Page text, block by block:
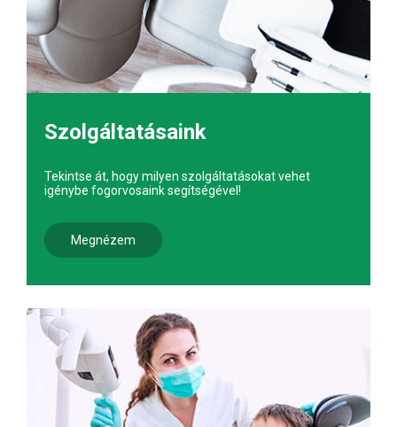
Szolgáltatásaink
Tekintse át, hogy milyen szolgáltatásokat vehet
igénybe fogorvosaink segítségével!
Megnézem